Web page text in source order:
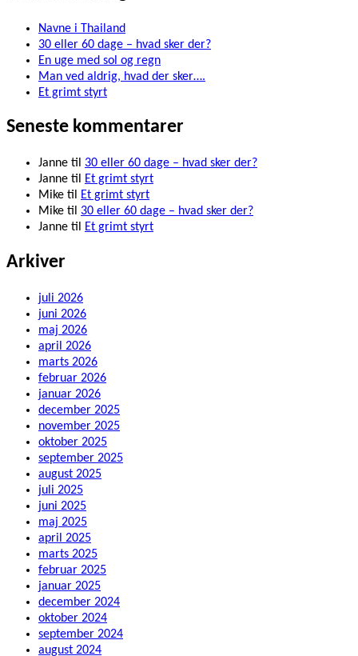
Navne i Thailand
30 eller 60 dage – hvad sker der?
En uge med sol og regn
Man ved aldrig, hvad der sker….
Et grimt styrt
Seneste kommentarer
Janne til 30 eller 60 dage – hvad sker der?
Janne til Et grimt styrt
Mike til Et grimt styrt
Mike til 30 eller 60 dage – hvad sker der?
Janne til Et grimt styrt
Arkiver
juli 2026
juni 2026
maj 2026
april 2026
marts 2026
februar 2026
januar 2026
december 2025
november 2025
oktober 2025
september 2025
august 2025
juli 2025
juni 2025
maj 2025
april 2025
marts 2025
februar 2025
januar 2025
december 2024
oktober 2024
september 2024
august 2024